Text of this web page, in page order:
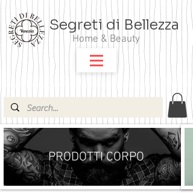
Segreti di Bellezza
Home & Beauty
PRODOTTI CORPO